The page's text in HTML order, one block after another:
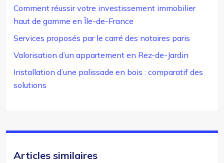
Comment réussir votre investissement immobilier
haut de gamme en Île-de-France
Services proposés par le carré des notaires paris
Valorisation d’un appartement en Rez-de-Jardin
Installation d’une palissade en bois : comparatif des
solutions
Articles similaires